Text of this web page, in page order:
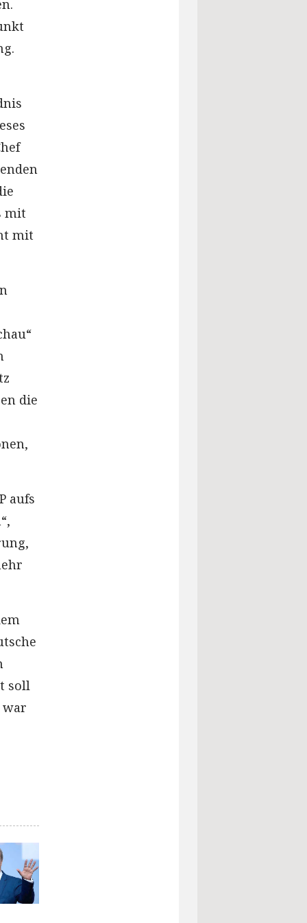
mit
mit
die
aufs
soll
war